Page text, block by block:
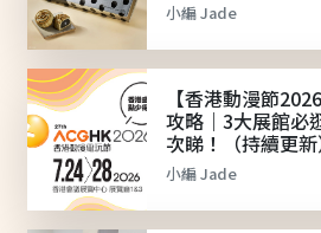
小編 Jade
【香港動漫節
攻略｜3大展館必
次睇！（持續更新
小編 Jade